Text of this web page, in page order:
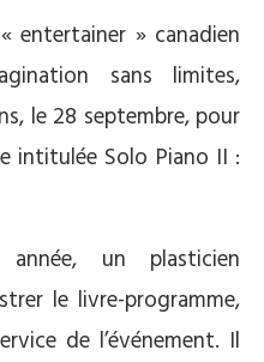
entertainer » canadien
sans limites,
le 28 septembre, pour
intitulée Solo Piano II :
un plasticien
le livre-programme,
de l’événement. Il